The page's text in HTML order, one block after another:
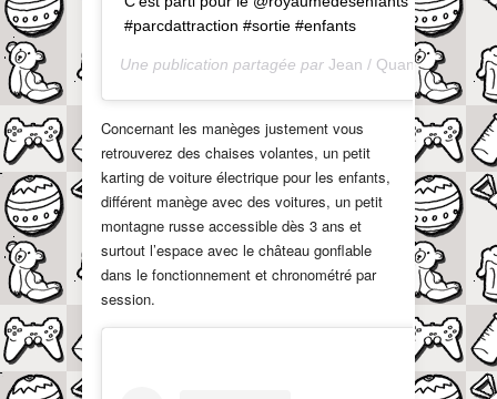
#parcdattraction #sortie #enfants
Une publication partagée par Jean / QuandOnEstPapa
Concernant les manèges justement vous
retrouverez des chaises volantes, un petit
karting de voiture électrique pour les enfants,
différent manège avec des voitures, un petit
montagne russe accessible dès 3 ans et
surtout l’espace avec le château gonflable
dans le fonctionnement et chronométré par
session.